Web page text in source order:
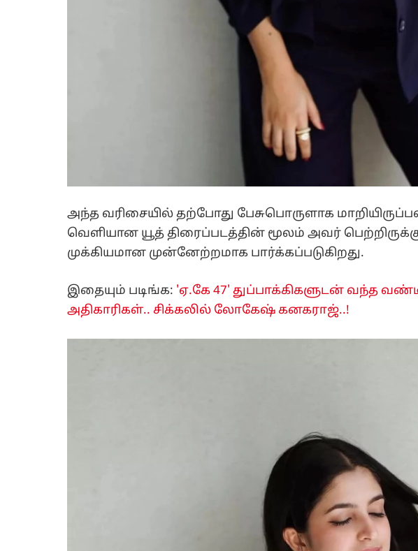
அந்த வரிசையில் தற்போது பேசுபொருளாக
வெளியான யூத் திரைப்படத்தின் மூலம் அவர்
முக்கியமான முன்னேற்றமாக பார்க்கப்படுகிறது.
இதையும் படிங்க: 'ஏ.கே 47' துப்பாக்கிகளுடன் வந்த
அதிகாரிகள்.. சிக்கலில் லோகேஷ் கனகராஜ்..!